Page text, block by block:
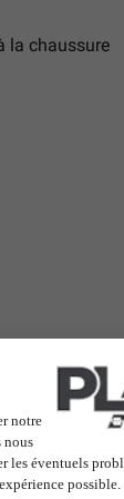
la chaussure
et personnels